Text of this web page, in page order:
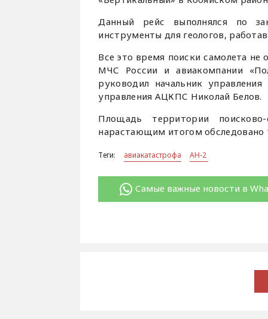
Данный рейс выполнялся по
инструменты для геологов,
Все это время поиски самолета не
МЧС России и авиакомпании
руководил начальник
управления АЦКПС Николай Белов.
Площадь территории
нарастающим итогом обследовано
Теги: авиакатастрофа АН-2
Самые важные новости в